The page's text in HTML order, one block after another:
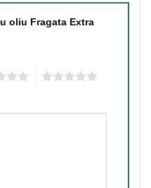
oliu Fragata Extra